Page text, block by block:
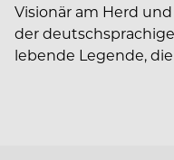
Visionär am Herd
der
lebende Legende,